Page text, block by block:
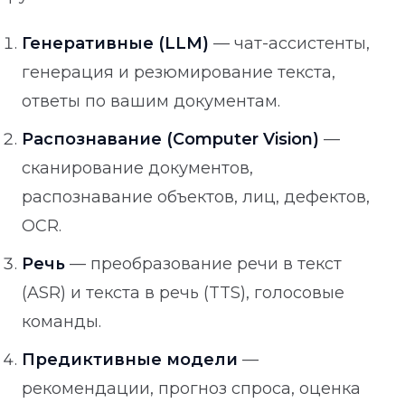
Генеративные (LLM) — чат-ассистенты,
генерация и резюмирование текста,
ответы по вашим документам.
Распознавание (Computer Vision) —
сканирование документов,
распознавание объектов, лиц, дефектов,
OCR.
Речь — преобразование речи в текст
(ASR) и текста в речь (TTS), голосовые
команды.
Предиктивные модели —
рекомендации, прогноз спроса, оценка